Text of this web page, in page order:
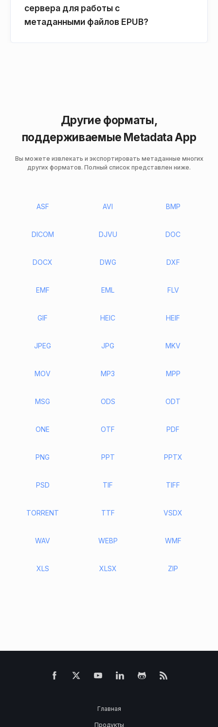
сервера для работы с
метаданными файлов EPUB?
Другие форматы,
поддерживаемые Metadata App
Вы можете извлекать и экспортировать метаданные многих
других форматов. Полный список представлен ниже.
ASF AVI BMP
DICOM DJVU DOC
DOCX DWG DXF
EMF EML FLV
GIF HEIC HEIF
JPEG JPG MKV
MOV MP3 MPP
MSG ODS ODT
ONE OTF PDF
PNG PPT PPTX
PSD TIF TIFF
TORRENT TTF VSDX
WAV WEBP WMF
XLS XLSX ZIP
Главная
Продукты